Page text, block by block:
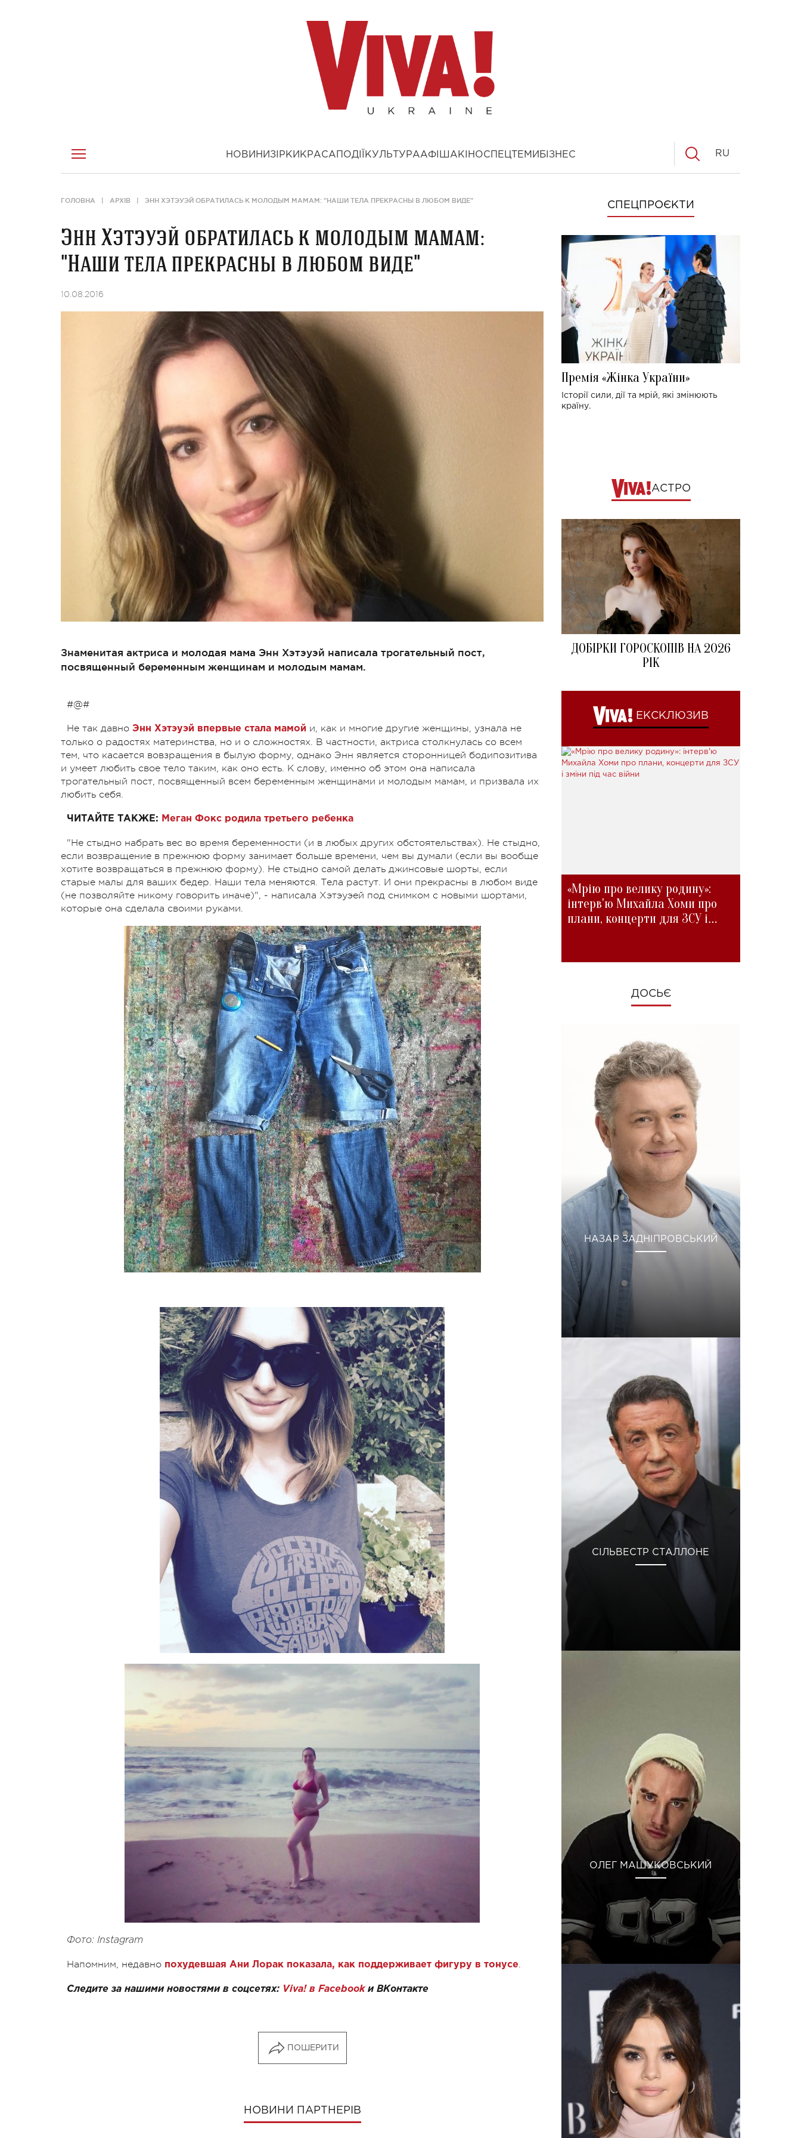
НОВИНИ ЗІРКИ КРАСА ПОДІЇ КУЛЬТУРААФІША КІНОСПЕЦТЕМИ БІЗНЕС RU
ГОЛОВНА АРХІВ ЭНН ХЭТЭУЭЙ ОБРАТИЛАСЬ К МОЛОДЫМ МАМАМ: "НАШИ ТЕЛА ПРЕКРАСНЫ В ЛЮБОМ ВИДЕ"
Энн Хэтэуэй обратилась к молодым мамам:
"Наши тела прекрасны в любом виде"
10.08.2016
Знаменитая актриса и молодая мама Энн Хэтэуэй написала трогательный пост,
посвященный беременным женщинам и молодым мамам.
#@#
Не так давно Энн Хэтэуэй впервые стала мамой и, как и многие другие женщины, узнала не
только о радостях материнства, но и о сложностях. В частности, актриса столкнулась со всем
тем, что касается вовзращения в былую форму, однако Энн является сторонницей бодипозитива
и умеет любить свое тело таким, как оно есть. К слову, именно об этом она написала
трогательный пост, посвященный всем беременным женщинами и молодым мамам, и призвала их
любить себя.
ЧИТАЙТЕ ТАКЖЕ: Меган Фокс родила третьего ребенка
"Не стыдно набрать вес во время беременности (и в любых других обстоятельствах). Не стыдно,
если возвращение в прежнюю форму занимает больше времени, чем вы думали (если вы вообще
хотите возвращаться в прежнюю форму). Не стыдно самой делать джинсовые шорты, если
старые малы для ваших бедер. Наши тела меняются. Тела растут. И они прекрасны в любом виде
(не позволяйте никому говорить иначе)", - написала Хэтэуэей под снимком с новыми шортами,
которые она сделала своими руками.
Фото: Instagram
Напомним, недавно похудевшая Ани Лорак показала, как поддерживает фигуру в тонусе.
Следите за нашими новостями в соцсетях: Viva! в Facebookи ВКонтакте
ПОШЕРИТИ
НОВИНИ ПАРТНЕРІВ
СПЕЦПРОЄКТИ
Премія «Жінка України»
Історії сили, дії та мрій, які змінюють
країну.
АСТРО
ДОБІРКИ ГОРОСКОПІВ НА 2026
РІК
ЕКСКЛЮЗИВ
«Мрію про велику родину»:
інтерв'ю Михайла Хоми про
плани, концерти для ЗСУ і
ДОСЬЄ
НАЗАР ЗАДНІПРОВСЬКИЙ
СІЛЬВЕСТР СТАЛЛОНЕ
ОЛЕГ МАШУКОВСЬКИЙ